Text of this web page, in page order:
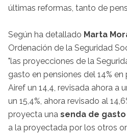
últimas reformas, tanto de
Según ha detallado Marta
Ordenación de la Seguridad
"las proyecciones de la
gasto en pensiones del 14%
Airef un 14,4, revisada ahora a
un 15,4%, ahora revisado al
proyecta una senda de
a la proyectada por los otros